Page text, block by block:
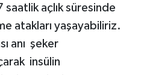
saatlik açlık süresinde
atakları yaşayabiliriz.
anı şeker
insülin